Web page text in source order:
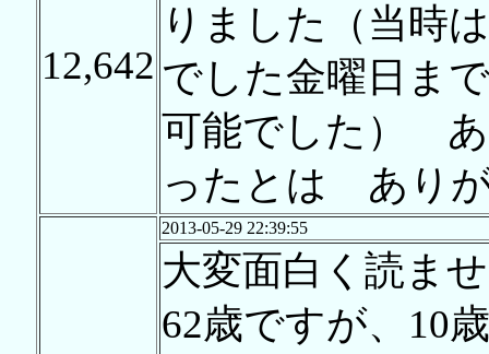
12,642
りました（当時
でした金曜日ま
可能でした） あ
ったとは あり
2013-05-29 22:39:55
大変面白く読ま
62歳ですが、10